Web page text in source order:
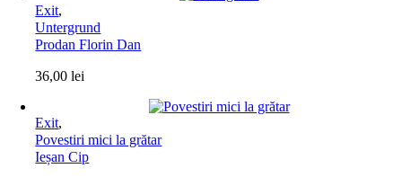
Exit,
Untergrund
Prodan Florin Dan
36,00lei
Exit,
Povestiri mici la grătar
Ieșan Cip